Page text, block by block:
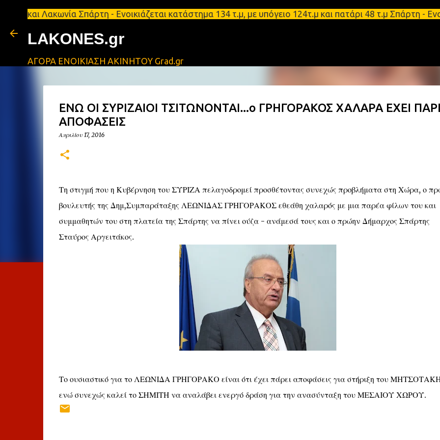
Μετάβαση στο κύριο περιεχόμενο
Σπάρτη - Ενοικιάζεται κατάστημα 134 τ.μ, με υπόγειο 124τ.μ και πατάρι 48 τ.μ Σπάρτη -
LAKONES.gr
ΑΓΟΡΑ ΕΝΟΙΚΙΑΣΗ ΑΚΙΝΗΤΟΥ Grad.gr
ΕΝΩ ΟΙ ΣΥΡΙΖΑΙΟΙ ΤΣΙΤΩΝΟΝΤΑΙ...ο ΓΡΗΓΟΡΑΚΟΣ ΧΑΛΑΡΑ ΕΧΕΙ
ΑΠΟΦΑΣΕΙΣ
Απριλίου 17, 2016
Τη στιγμή που η Κυβέρνηση του ΣΥΡΙΖΑ πελαγοδρομεί προσθέτοντας συνεχώς προβλήματα στη Χώρα, ο
βουλευτής της Δημ,Συμπαράταξης ΛΕΩΝΙΔΑΣ ΓΡΗΓΟΡΑΚΟΣ εθεάθη χαλαρός με μια παρέα φίλων του και
συμμαθητών του στη πλατεία της Σπάρτης να πίνει ούζα - ανάμεσά τους και ο πρώην Δήμαρχος Σπάρτης
Σταύρος Αργειτάκος.
Το ουσιαστικό για το ΛΕΩΝΙΔΑ ΓΡΗΓΟΡΑΚΟ είναι ότι έχει πάρει αποφάσεις για στήριξη του
ενώ συνεχώς καλεί το ΣΗΜΙΤΗ να αναλάβει ενεργό δράση για την ανασύνταξη του ΜΕΣΑΙΟΥ ΧΩΡΟΥ.